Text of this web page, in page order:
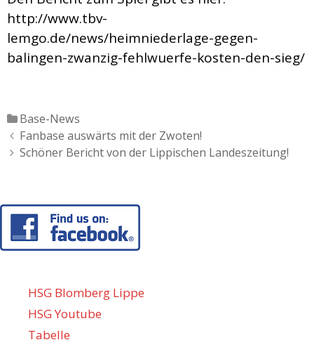
http://www.tbv-
lemgo.de/news/heimniederlage-gegen-
balingen-zwanzig-fehlwuerfe-kosten-den-sieg/
Katgeorien
Base-News
Artikel-
Navigation
Fanbase auswärts mit der Zwoten!
Schöner Bericht von der Lippischen Landeszeitung!
HSG Blomberg Lippe
HSG Youtube
Tabelle